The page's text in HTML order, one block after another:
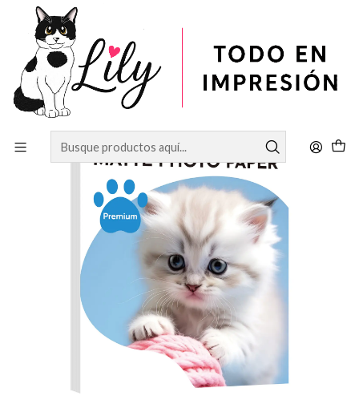
Inicio
PAPELERÍA
Papel matte doble cara A4 180 gramos 50 hojas